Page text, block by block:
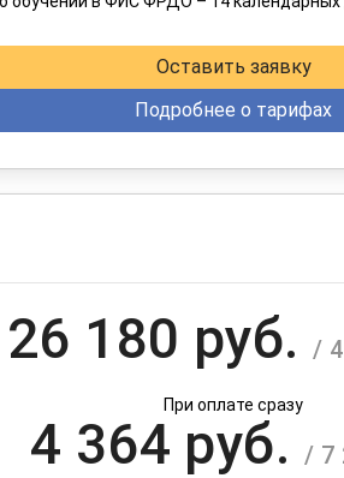
Оставить заявку
Подробнее о тарифах
26 180 руб./
При оплате сразу
4 364 руб. / 7